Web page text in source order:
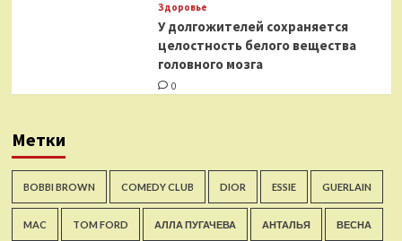
Здоровье
У долгожителей сохраняется
целостность белого вещества
головного мозга
0
Метки
BOBBI BROWN COMEDY CLUB DIOR ESSIE GUERLAIN
MAC TOM FORD АЛЛА ПУГАЧЕВА АНТАЛЬЯ ВЕСНА